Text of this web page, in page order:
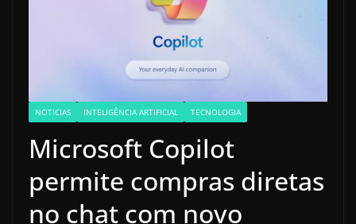
NOTICIAS INTELIGÊNCIA ARTIFICIAL TECNOLOGIA
Microsoft Copilot
permite compras diretas
no chat com novo